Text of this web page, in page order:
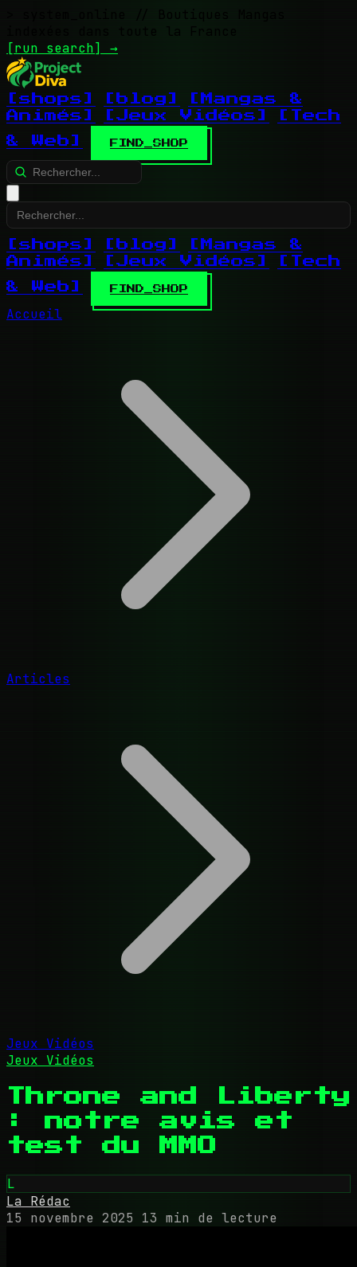
// Boutiques Mangas
indexées dans toute la France
[run search] →
[shops] [blog]
[Mangas &
Animés]
[Jeux Vidéos]
[Tech
& Web]
FIND_SHOP
[shops] [blog]
[Mangas &
Animés]
[Jeux Vidéos]
[Tech
& Web]
FIND_SHOP
Accueil
Articles
Jeux Vidéos
Jeux Vidéos
Throne and Liberty
: notre avis et
test du MMO
L
La Rédac
15 novembre 2025
13 min de lecture